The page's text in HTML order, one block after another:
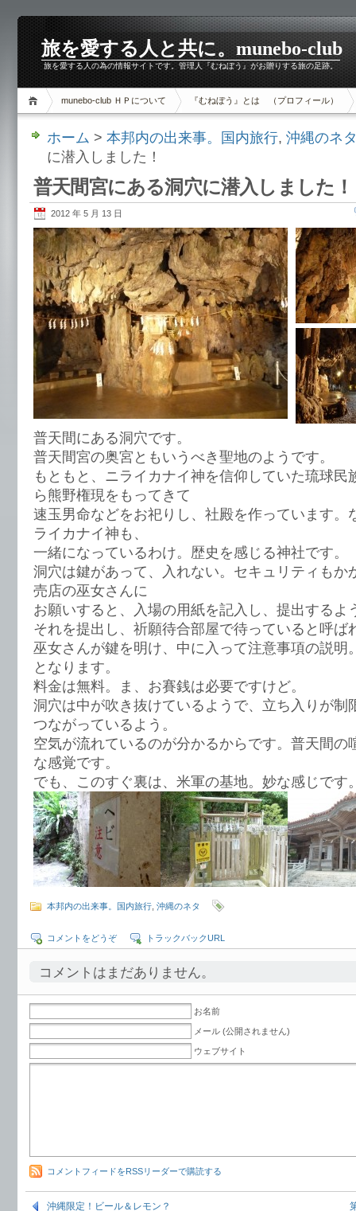
旅を愛する人と共に。munebo-club
旅を愛する人の為の情報サイトです。管理人『むねぼう』がお贈りする旅の足跡。
munebo-club ＨＰについて 『むねぼう』とは （プロフィール）
ホーム > 本邦内の出来事。国内旅行, 沖縄のネ
に潜入しました！
普天間宮にある洞穴に潜入しました！
2012 年 5 月 13 日
普天間にある洞穴です。
普天間宮の奥宮ともいうべき聖地のようです。
もともと、ニライカナイ神を信仰していた琉球民
ら熊野権現をもってきて
速玉男命などをお祀りし、社殿を作っています。
ライカナイ神も、
一緒になっているわけ。歴史を感じる神社です。
洞穴は鍵があって、入れない。セキュリティもか
売店の巫女さんに
お願いすると、入場の用紙を記入し、提出するよ
それを提出し、祈願待合部屋で待っていると呼ば
巫女さんが鍵を明け、中に入って注意事項の説明
となります。
料金は無料。ま、お賽銭は必要ですけど。
洞穴は中が吹き抜けているようで、立ち入りが制
つながっているよう。
空気が流れているのが分かるからです。普天間の
な感覚です。
でも、このすぐ裏は、米軍の基地。妙な感じです
本邦内の出来事。国内旅行 沖縄のネタ
コメントをどうぞ トラックバックURL
コメントはまだありません。
お名前
メール (公開されません)
ウェブサイト
コメントフィードをRSSリーダーで購読する
沖縄限定！ビール＆レモン？